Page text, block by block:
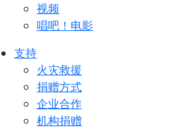
视频
唱吧！电影
支持
火灾救援
捐赠方式
企业合作
机构捐赠